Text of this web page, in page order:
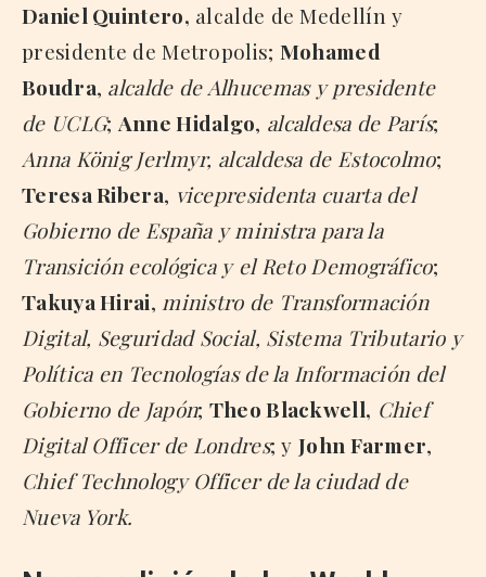
Daniel Quintero, alcalde de Medellín y
presidente de Metropolis; Mohamed
Boudra, alcalde de Alhucemas y presidente
de UCLG;Anne Hidalgo, alcaldesa de París;
Anna König Jerlmyr, alcaldesa de Estocolmo;
Teresa Ribera, vicepresidenta cuarta del
Gobierno de España y ministra para la
Transición ecológica y el Reto Demográfico;
Takuya Hirai,ministro de Transformación
Digital, Seguridad Social, Sistema Tributario y
Política en Tecnologías de la Información del
Gobierno de Japón; Theo Blackwell, Chief
Digital Officer de Londres; yJohn Farmer,
Chief Technology Officer de la ciudad de
Nueva York.